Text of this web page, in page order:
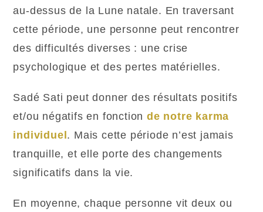
au-dessus de la Lune natale. En traversant
cette période, une personne peut rencontrer
des difficultés diverses : une crise
psychologique et des pertes matérielles.
Sadé Sati peut donner des résultats positifs
et/ou négatifs en fonctionde notre karma
individuel . Mais cette période n’est jamais
tranquille, et elle porte des changements
significatifs dans la vie.
En moyenne, chaque personne vit deux ou